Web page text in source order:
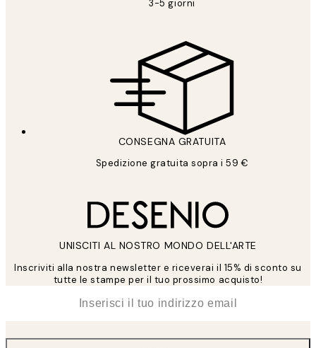
3-5 giorni
CONSEGNA GRATUITA
Spedizione gratuita sopra i 59 €
UNISCITI AL NOSTRO MONDO DELL'ARTE
Inscriviti alla nostra newsletter e riceverai il 15% di sconto su
tutte le stampe per il tuo prossimo acquisto!